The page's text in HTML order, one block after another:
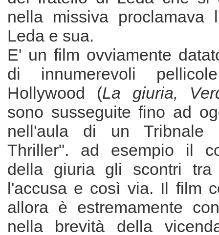
nella missiva proclamava
Leda e sua.
E' un film ovviamente
di innumerevoli
Hollywood (La giuria,
sono susseguite fino ad
nell'aula di un
Thriller". ad esempio il
della giuria gli scontri
l'accusa e così via. Il film
allora è estremamente
nella brevità della